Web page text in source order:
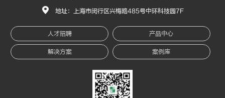
地址：上海市闵行区兴梅路485号中环科技园7F
人才招聘 产品中心
解决方案 案例库